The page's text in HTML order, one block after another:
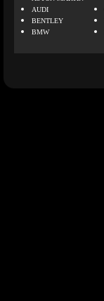
AUDI
BENTLEY
BMW